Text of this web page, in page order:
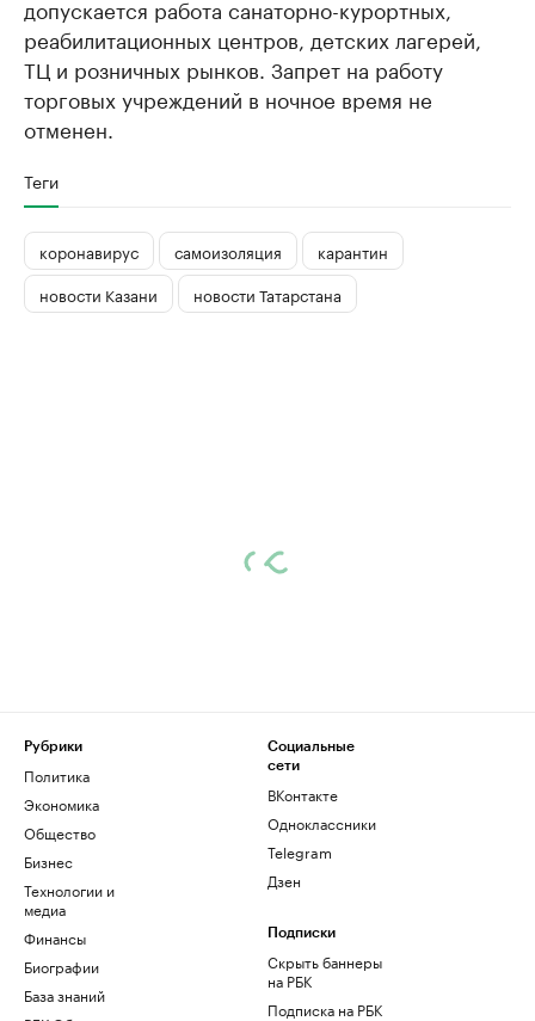
допускается работа санаторно-курортных,
реабилитационных центров, детских лагерей,
ТЦ и розничных рынков. Запрет на работу
торговых учреждений в ночное время не
отменен.
Теги
коронавирус самоизоляция
карантин
новости Казани
новости Татарстана
Рубрики
Политика
Экономика
Общество
Бизнес
Технологии и
медиа
Финансы
Биографии
База знаний
Социальные
сети
ВКонтакте
Одноклассники
Telegram
Дзен
Подписки
Скрыть баннеры
на РБК
Подписка на РБК